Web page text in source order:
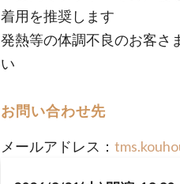
着用を推奨します
発熱等の体調不良のお客さ
い
お問い合わせ先
メールアドレス：